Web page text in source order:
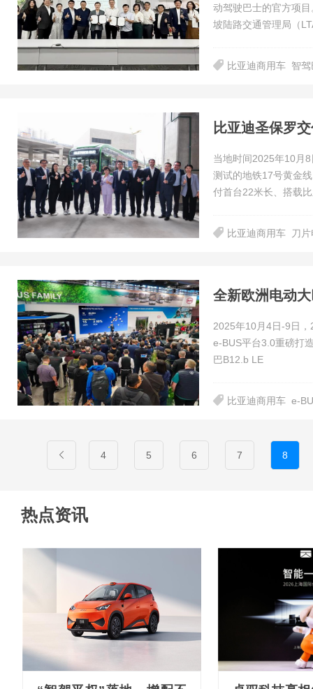
动驾驶巴士的官方项
坡陆路交通管理局（
比亚迪商用车 智
比亚迪圣保罗
当地时间2025年10月
测试的地铁17号黄金
付首台22米长、搭载
比亚迪商用车 刀
全新欧洲电动
2025年10月4日-9日
e-BUS平台3.0重磅打
巴B12.b LE
比亚迪商用车 e-
4 5 6 7 8
热点资讯